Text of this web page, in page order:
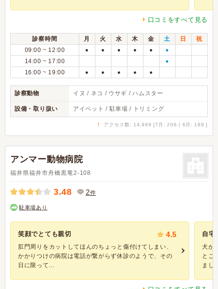
口コミをすべて見る
診察時間 月 火 水 木 金 土 日
祝
09:00 ~ 12:00
● ● ● ● ● ●
14:00 ~ 17:00 ●
16:00 ~ 19:00 ● ● ● ● ●
診察動物 イヌ / ネコ / ウサギ / ハムスター
設備・取り扱い アイペット / 駐車場 / トリミング
↑ アクセス数: 14,969 [7月: 206 | 6月: 189 ]
アンマー動物病院
福井県福井市舟橋黒竜2-108
3.48 2件
駐車場あり
笑顔でとても親切 4.5
肛門周りをカットしてほんのちょっと傷付けてしまい、
かかりつけの病院は電話が繋がらず休診のようで、その
日に限って...
自宅
犬が
とこ
まし